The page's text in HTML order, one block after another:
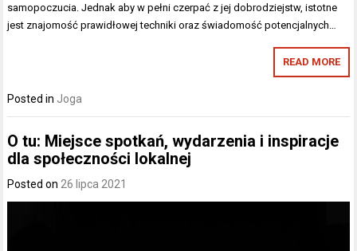
samopoczucia. Jednak aby w pełni czerpać z jej dobrodziejstw, istotne
jest znajomość prawidłowej techniki oraz świadomość potencjalnych…
READ MORE
Posted in Joga
O tu: Miejsce spotkań, wydarzenia i inspiracje
dla społeczności lokalnej
Posted on 26 lipca 2021